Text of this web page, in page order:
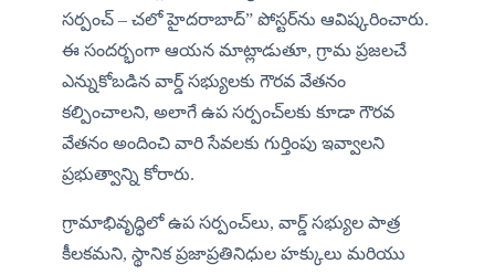
సర్పంచ్ – చలో హైదరాబాద్” పోస్టర్‌ను ఆవిష్కరించారు.
ఈ సందర్భంగా ఆయన మాట్లాడుతూ, గ్రామ ప్రజలచే
ఎన్నుకోబడిన వార్డ్ సభ్యులకు గౌరవ వేతనం
కల్పించాలని, అలాగే ఉప సర్పంచ్‌లకు కూడా గౌరవ
వేతనం అందించి వారి సేవలకు గుర్తింపు ఇవ్వాలని
ప్రభుత్వాన్ని కోరారు.
గ్రామాభివృద్ధిలో ఉప సర్పంచ్‌లు, వార్డ్ సభ్యుల పాత్ర
కీలకమని, స్థానిక ప్రజాప్రతినిధుల హక్కులు మరియు